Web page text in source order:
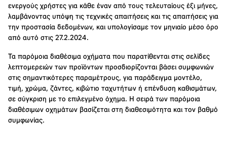
ενεργούς χρήστες για κάθε έναν από τους τελευταίους έξι μήνες,
λαμβάνοντας υπόψη τις τεχνικές απαιτήσεις και τις απαιτήσεις για
την προστασία δεδομένων, και υπολογίσαμε τον μηνιαίο μέσο όρο
από αυτό στις 27.2.2024.
Τα παρόμοια διαθέσιμα οχήματα που παρατίθενται στις σελίδες
λεπτομερειών των προϊόντων προσδιορίζονται βάσει συμφωνιών
στις σημαντικότερες παραμέτρους, για παράδειγμα μοντέλο,
τιμή, χρώμα, ζάντες, κιβώτιο ταχυτήτων ή επένδυση καθισμάτων,
σε σύγκριση με το επιλεγμένο όχημα. Η σειρά των παρόμοια
διαθέσιμων οχημάτων βασίζεται στη διαθεσιμότητα και τον βαθμό
συμφωνίας.